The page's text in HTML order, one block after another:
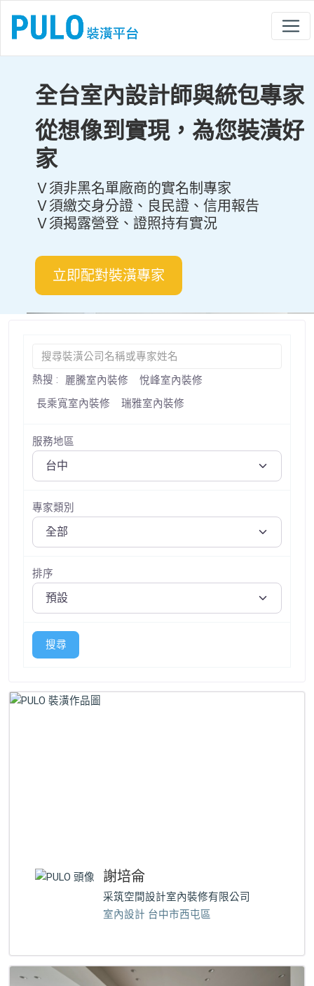
全台室內設計師與統包專家
從想像到實現，為您裝潢好
家
Ｖ須非黑名單廠商的實名制專家
Ｖ須繳交身分證、良民證、信用報告
Ｖ須揭露營登、證照持有實況
立即配對裝潢專家
熱搜 : 麗騰室內裝修
悅峰室內裝修
長乘寬室內裝修
瑞雅室內裝修
服務地區
專家類別
排序
搜尋
謝培侖
采筑空間設計室內裝修有限公司
室內設計 台中市西屯區